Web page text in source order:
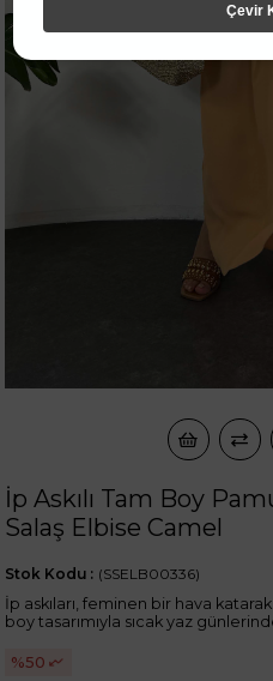
İp Askılı Tam Boy
Salaş Elbise Camel
(SSELB00336)
Stok Kodu
İp askıları, feminen bir hava
boy tasarımıyla sıcak yaz
50
Çevir